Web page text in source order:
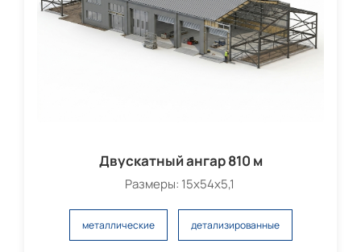
Двускатный ангар 810 м
Размеры: 15х54х5,1
металлические детализированные